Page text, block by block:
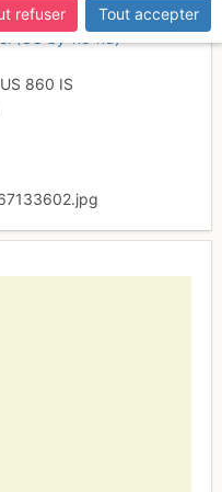
(CC by-nc-nd)
860 IS
refuser
Tout accepter